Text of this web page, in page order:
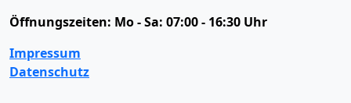
Öffnungszeiten: Mo - Sa: 07:00 - 16:30 Uhr
Impressum
Datenschutz